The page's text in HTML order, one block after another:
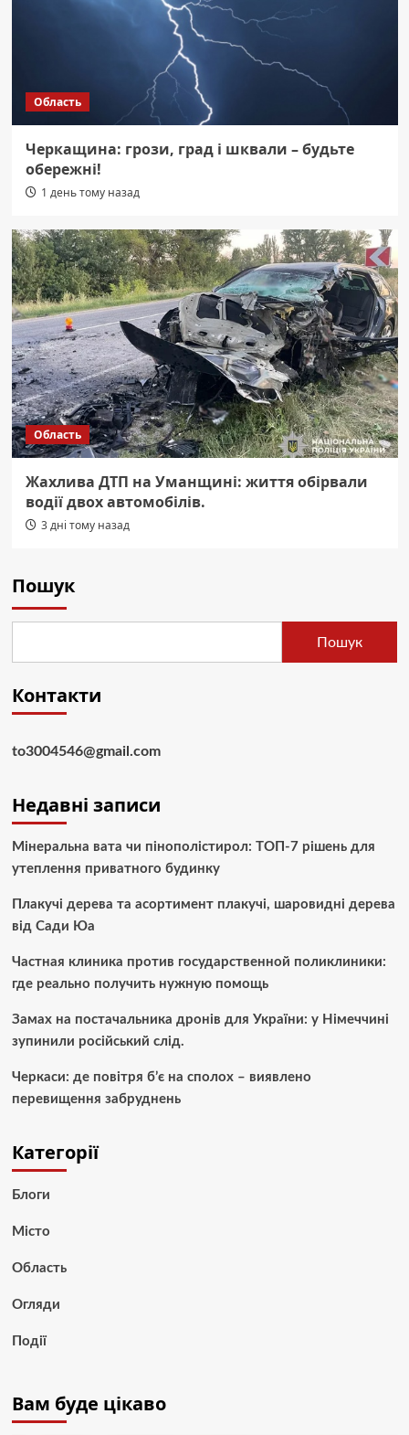
Область
Черкащина: грози, град і шквали – будьте
обережні!
1 день тому назад
Область
Жахлива ДТП на Уманщині: життя обірвали
водії двох автомобілів.
3 дні тому назад
Пошук
Пошук
Контакти
to3004546@gmail.com
Недавні записи
Мінеральна вата чи пінополістирол: ТОП-7 рішень для
утеплення приватного будинку
Плакучі дерева та асортимент плакучі, шаровидні дерева
від Сади Юа
Частная клиника против государственной поликлиники:
где реально получить нужную помощь
Замах на постачальника дронів для України: у Німеччині
зупинили російський слід.
Черкаси: де повітря б’є на сполох – виявлено
перевищення забруднень
Категорії
Блоги
Місто
Область
Огляди
Події
Вам буде цікаво